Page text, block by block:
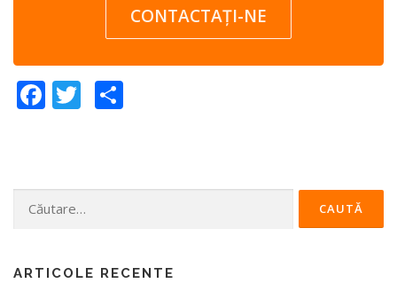
CONTACTAŢI-NE
Facebook
Twitter
Caută
ARTICOLE RECENTE